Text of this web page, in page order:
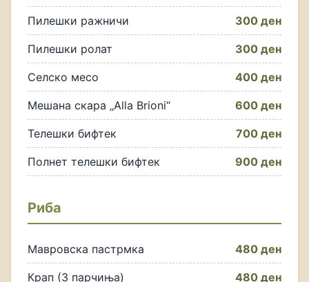
Пилешки ражничи 300 ден
Пилешки ролат 300 ден
Селско месо 400 ден
Мешана скара „Alla Brioni“ 600 ден
Телешки бифтек 700 ден
Полнет телешки бифтек 900 ден
Риба
Мавровска пастрмка 480 ден
Крап (3 парчиња) 480 ден